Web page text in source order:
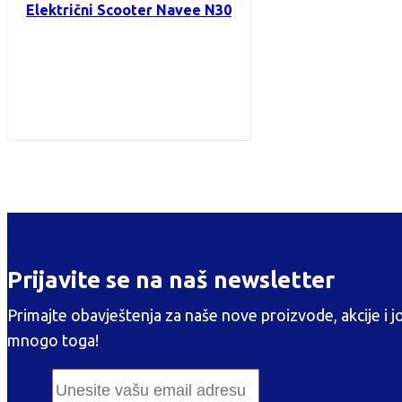
Električni Scooter Navee N30
Prijavite se na naš newsletter
Primajte obavještenja za naše nove proizvode, akcije i
mnogo toga!